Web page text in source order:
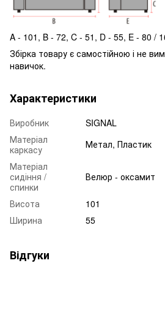
A - 101, B - 72, C - 51, D - 55, E - 80 /
Збірка товару є самостійною і не
навичок.
Характеристики
Виробник
SIGNAL
Матеріал
каркасу
Метал, Пластик
Матеріал
сидіння /
спинки
Велюр - оксамит
Висота
101
Ширина
55
Відгуки